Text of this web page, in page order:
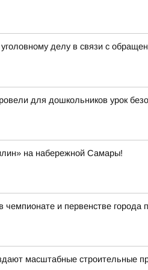
делу в связи с
для дошкольников урок
на набережной Самары!
чемпионате и первенстве города
масштабные строительные